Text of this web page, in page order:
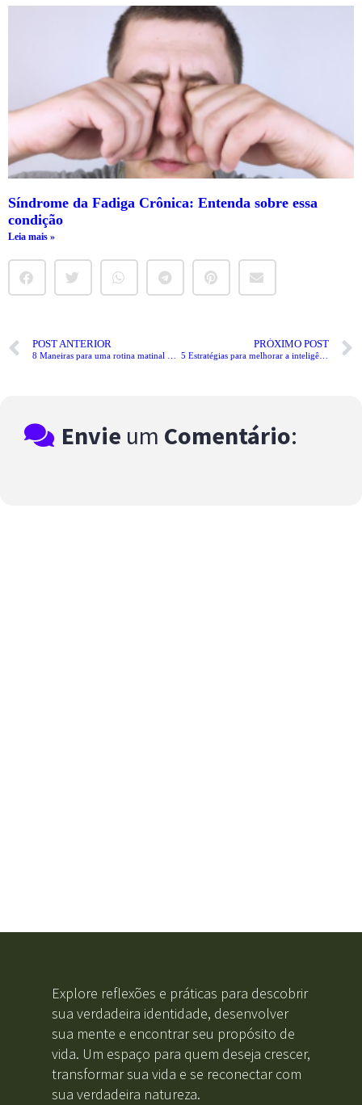
Síndrome da Fadiga Crônica: Entenda sobre essa
condição
Leia mais »
POST ANTERIOR PRÓXIMO POST
5 Estratégias para melhorar a inteligência emocional
Envie um Comentário:
Explore reflexões e práticas para descobrir
sua verdadeira identidade, desenvolver
sua mente e encontrar seu propósito de
vida. Um espaço para quem deseja crescer,
transformar sua vida e se reconectar com
sua verdadeira natureza.